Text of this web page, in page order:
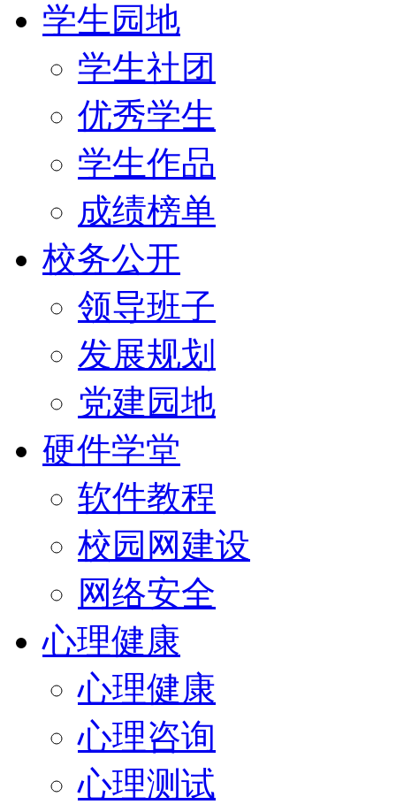
学生园地
学生社团
优秀学生
学生作品
成绩榜单
校务公开
领导班子
发展规划
党建园地
硬件学堂
软件教程
校园网建设
网络安全
心理健康
心理健康
心理咨询
心理测试